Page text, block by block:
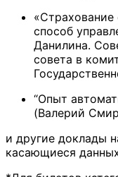
«Страхование
способ
Данилина.
совета в
“Опыт
(Валерий
и другие доклады
касающиеся